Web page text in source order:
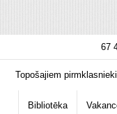
content
67
Topošajiem
Bibliotēka